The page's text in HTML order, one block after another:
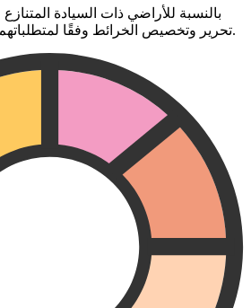
بالنسبة للأراضي ذات السيادة
تحرير وتخصيص الخرائط وفقًا لمتطلباتهم ووجهات نظرهم الخاصة.